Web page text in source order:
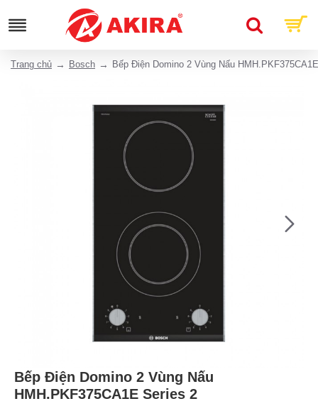
Trang chủ Bosch Bếp Điện Domino 2 Vùng Nấu
Bếp Điện Domino 2 Vùng Nấu
HMH.PKF375CA1E Series 2